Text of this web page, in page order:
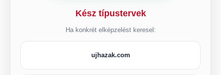
Kész típustervek
Ha konkrét elképzelést keresel:
ujhazak.com